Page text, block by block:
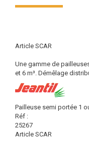
Article SCAR
Une gamme de
et 6 m³. Démêlage
Pailleuse semi portée 1
Réf :
25267
Article SCAR